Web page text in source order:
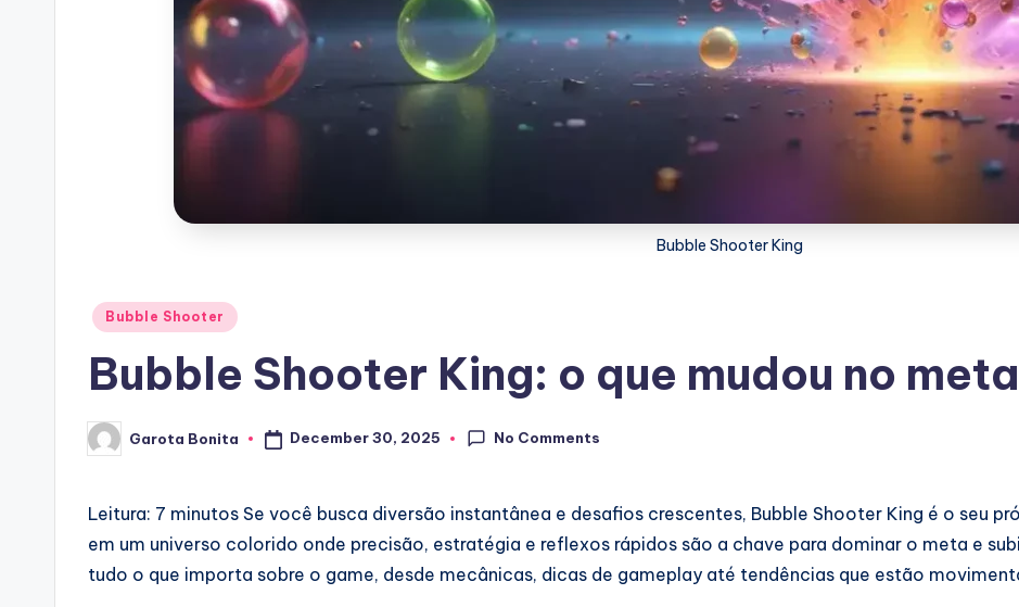
Bubble Shooter King
Posted
Bubble Shooter
Bubble Shooter King: o que mudou no
Posted
by
Garota Bonita December 30, 2025 No Comments
Leitura: 7 minutos Se você busca diversão instantânea e desafios crescentes, Bubble Shooter King é o seu
em um universo colorido onde precisão, estratégia e reflexos rápidos são a chave para dominar o meta e
tudo o que importa sobre o game, desde mecânicas, dicas de gameplay até tendências que estão